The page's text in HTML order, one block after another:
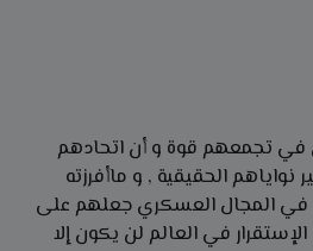
في تجمعهم قوة و أن اتحادهم
الحقيقية , و ماأفرزته
في المجال العسكري جعلهم على
في العالم لن يكون إلا